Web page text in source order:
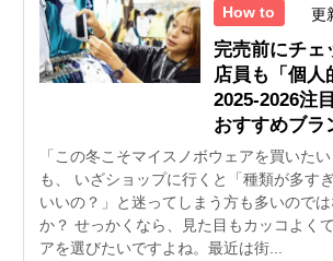
How to 更
完売前にチェ
店員も「個人
2025-2026注
おすすめブラ
「この冬こそマイスノボウェアを買いた
も、 いざショップに行くと「種類が多す
いいの？」と迷ってしまう方も多いので
か？ せっかくなら、見た目もカッコよく
アを選びたいですよね。最近は街...